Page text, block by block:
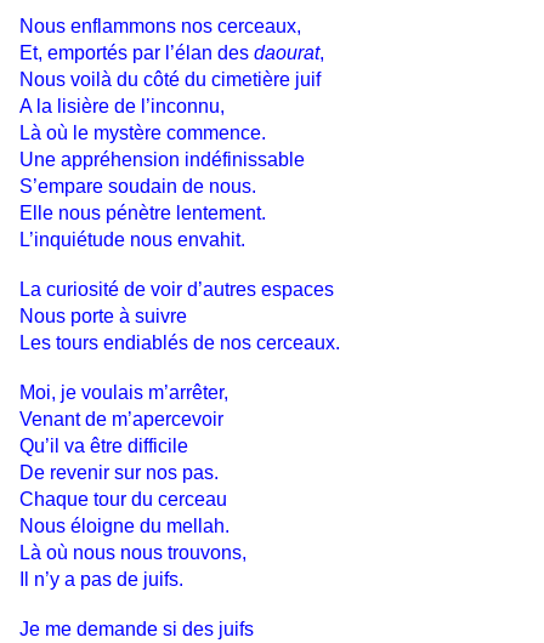
Nous enflammons nos cerceaux,
Et, emportés par l’élan des daourat,
Nous voilà du côté du cimetière juif
A la lisière de l’inconnu,
Là où le mystère commence.
Une appréhension indéfinissable
S’empare soudain de nous.
Elle nous pénètre lentement.
L’inquiétude nous envahit.
La curiosité de voir d’autres espaces
Nous porte à suivre
Les tours endiablés de nos cerceaux.
Moi, je voulais m’arrêter,
Venant de m’apercevoir
Qu’il va être difficile
De revenir sur nos pas.
Chaque tour du cerceau
Nous éloigne du mellah.
Là où nous nous trouvons,
Il n’y a pas de juifs.
Je me demande si des juifs